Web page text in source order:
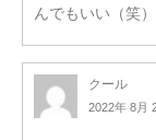
んでもいい（笑
クール
2022年 8月